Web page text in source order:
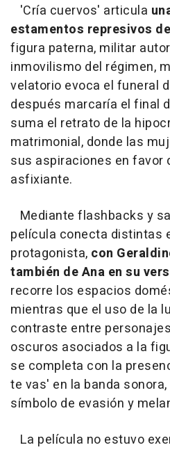
'Cría cuervos' articula
estamentos represivos
figura paterna, militar
inmovilismo del régimen,
velatorio evoca el funeral
después marcaría el final
suma el retrato de la
matrimonial, donde las
sus aspiraciones en favor
asfixiante.
Mediante flashbacks y
película conecta distintas
protagonista, con
también de Ana en su
recorre los espacios
mientras que el uso de la
contraste entre
oscuros asociados a la
se completa con la
te vas' en la banda
símbolo de evasión y
La película no estuvo